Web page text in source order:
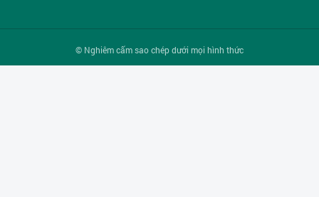
© Nghiêm cấm sao chép dưới mọi hình thức